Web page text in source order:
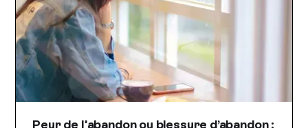
Peur de l'abandon ou blessure d’abandon :